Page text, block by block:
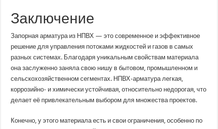
Заключение
Запорная арматура из НПВХ — это современное и эффективное
решение для управления потоками жидкостей и газов в самых
разных системах. Благодаря уникальным свойствам материала
она заслуженно заняла свою нишу в бытовом, промышленном и
сельскохозяйственном сегментах. НПВХ-арматура легкая,
коррозийно- и химически устойчивая, относительно недорогая, что
делает её привлекательным выбором для множества проектов.
Конечно, у этого материала есть и свои ограничения, особенно по